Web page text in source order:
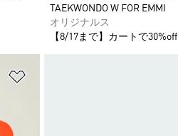
TAEKWONDO W FOR EMMI
オリジナルス
【8/17まで】カートで30%off